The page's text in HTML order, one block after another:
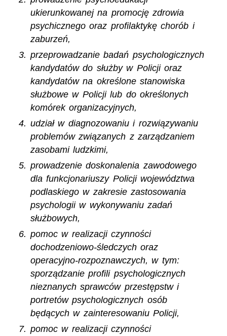
ukierunkowanej na promocję zdrowia
psychicznego oraz profilaktykę chorób i
zaburzeń,
przeprowadzanie badań psychologicznych
kandydatów do służby w Policji oraz
kandydatów na określone stanowiska
służbowe w Policji lub do określonych
komórek organizacyjnych,
udział w diagnozowaniu i rozwiązywaniu
problemów związanych z zarządzaniem
zasobami ludzkimi,
prowadzenie doskonalenia zawodowego
dla funkcjonariuszy Policji województwa
podlaskiego w zakresie zastosowania
psychologii w wykonywaniu zadań
służbowych,
pomoc w realizacji czynności
dochodzeniowo-śledczych oraz
operacyjno-rozpoznawczych, w tym:
sporządzanie profili psychologicznych
nieznanych sprawców przestępstw i
portretów psychologicznych osób
będących w zainteresowaniu Policji,
pomoc w realizacji czynności